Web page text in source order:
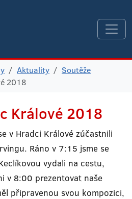
Aktuality
Soutěže
2018
Králové 2018
v Hradci Králové zúčastnili
Ráno v 7:15 jsme se
vydali na cestu,
v 8:00 prezentovat naše
připravenou svou kompozici,